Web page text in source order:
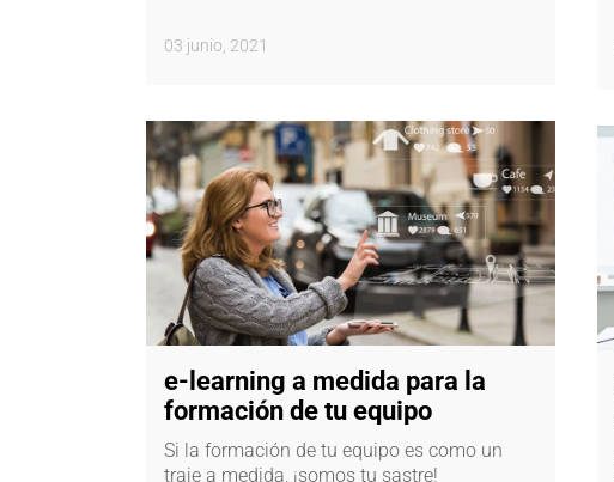
03 junio, 2021
e-learning a medida para la
formación de tu equipo
Si la formación de tu equipo es como un
traje a medida, ¡somos tu sastre!